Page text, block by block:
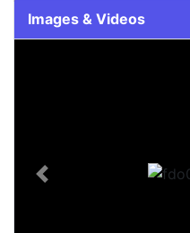
Images & Videos
Previous